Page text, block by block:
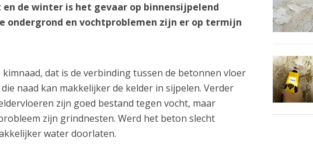
de winter is het gevaar op binnensijpelend
ondergrond en vochtproblemen zijn er op termijn
dat is de verbinding tussen de betonnen vloer
naad kan makkelijker de kelder in sijpelen. Verder
zijn goed bestand tegen vocht, maar
zijn grindnesten. Werd het beton slecht
water doorlaten.